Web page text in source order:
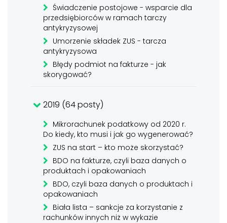
Świadczenie postojowe - wsparcie dla
przedsiębiorców w ramach tarczy
antykryzysowej
Umorzenie składek ZUS - tarcza
antykryzysowa
Błędy podmiot na fakturze - jak
skorygować?
2019 (64 posty)
Mikrorachunek podatkowy od 2020 r.
Do kiedy, kto musi i jak go wygenerować?
ZUS na start – kto może skorzystać?
BDO na fakturze, czyli baza danych o
produktach i opakowaniach
BDO, czyli baza danych o produktach i
opakowaniach
Biała lista – sankcje za korzystanie z
rachunków innych niż w wykazie